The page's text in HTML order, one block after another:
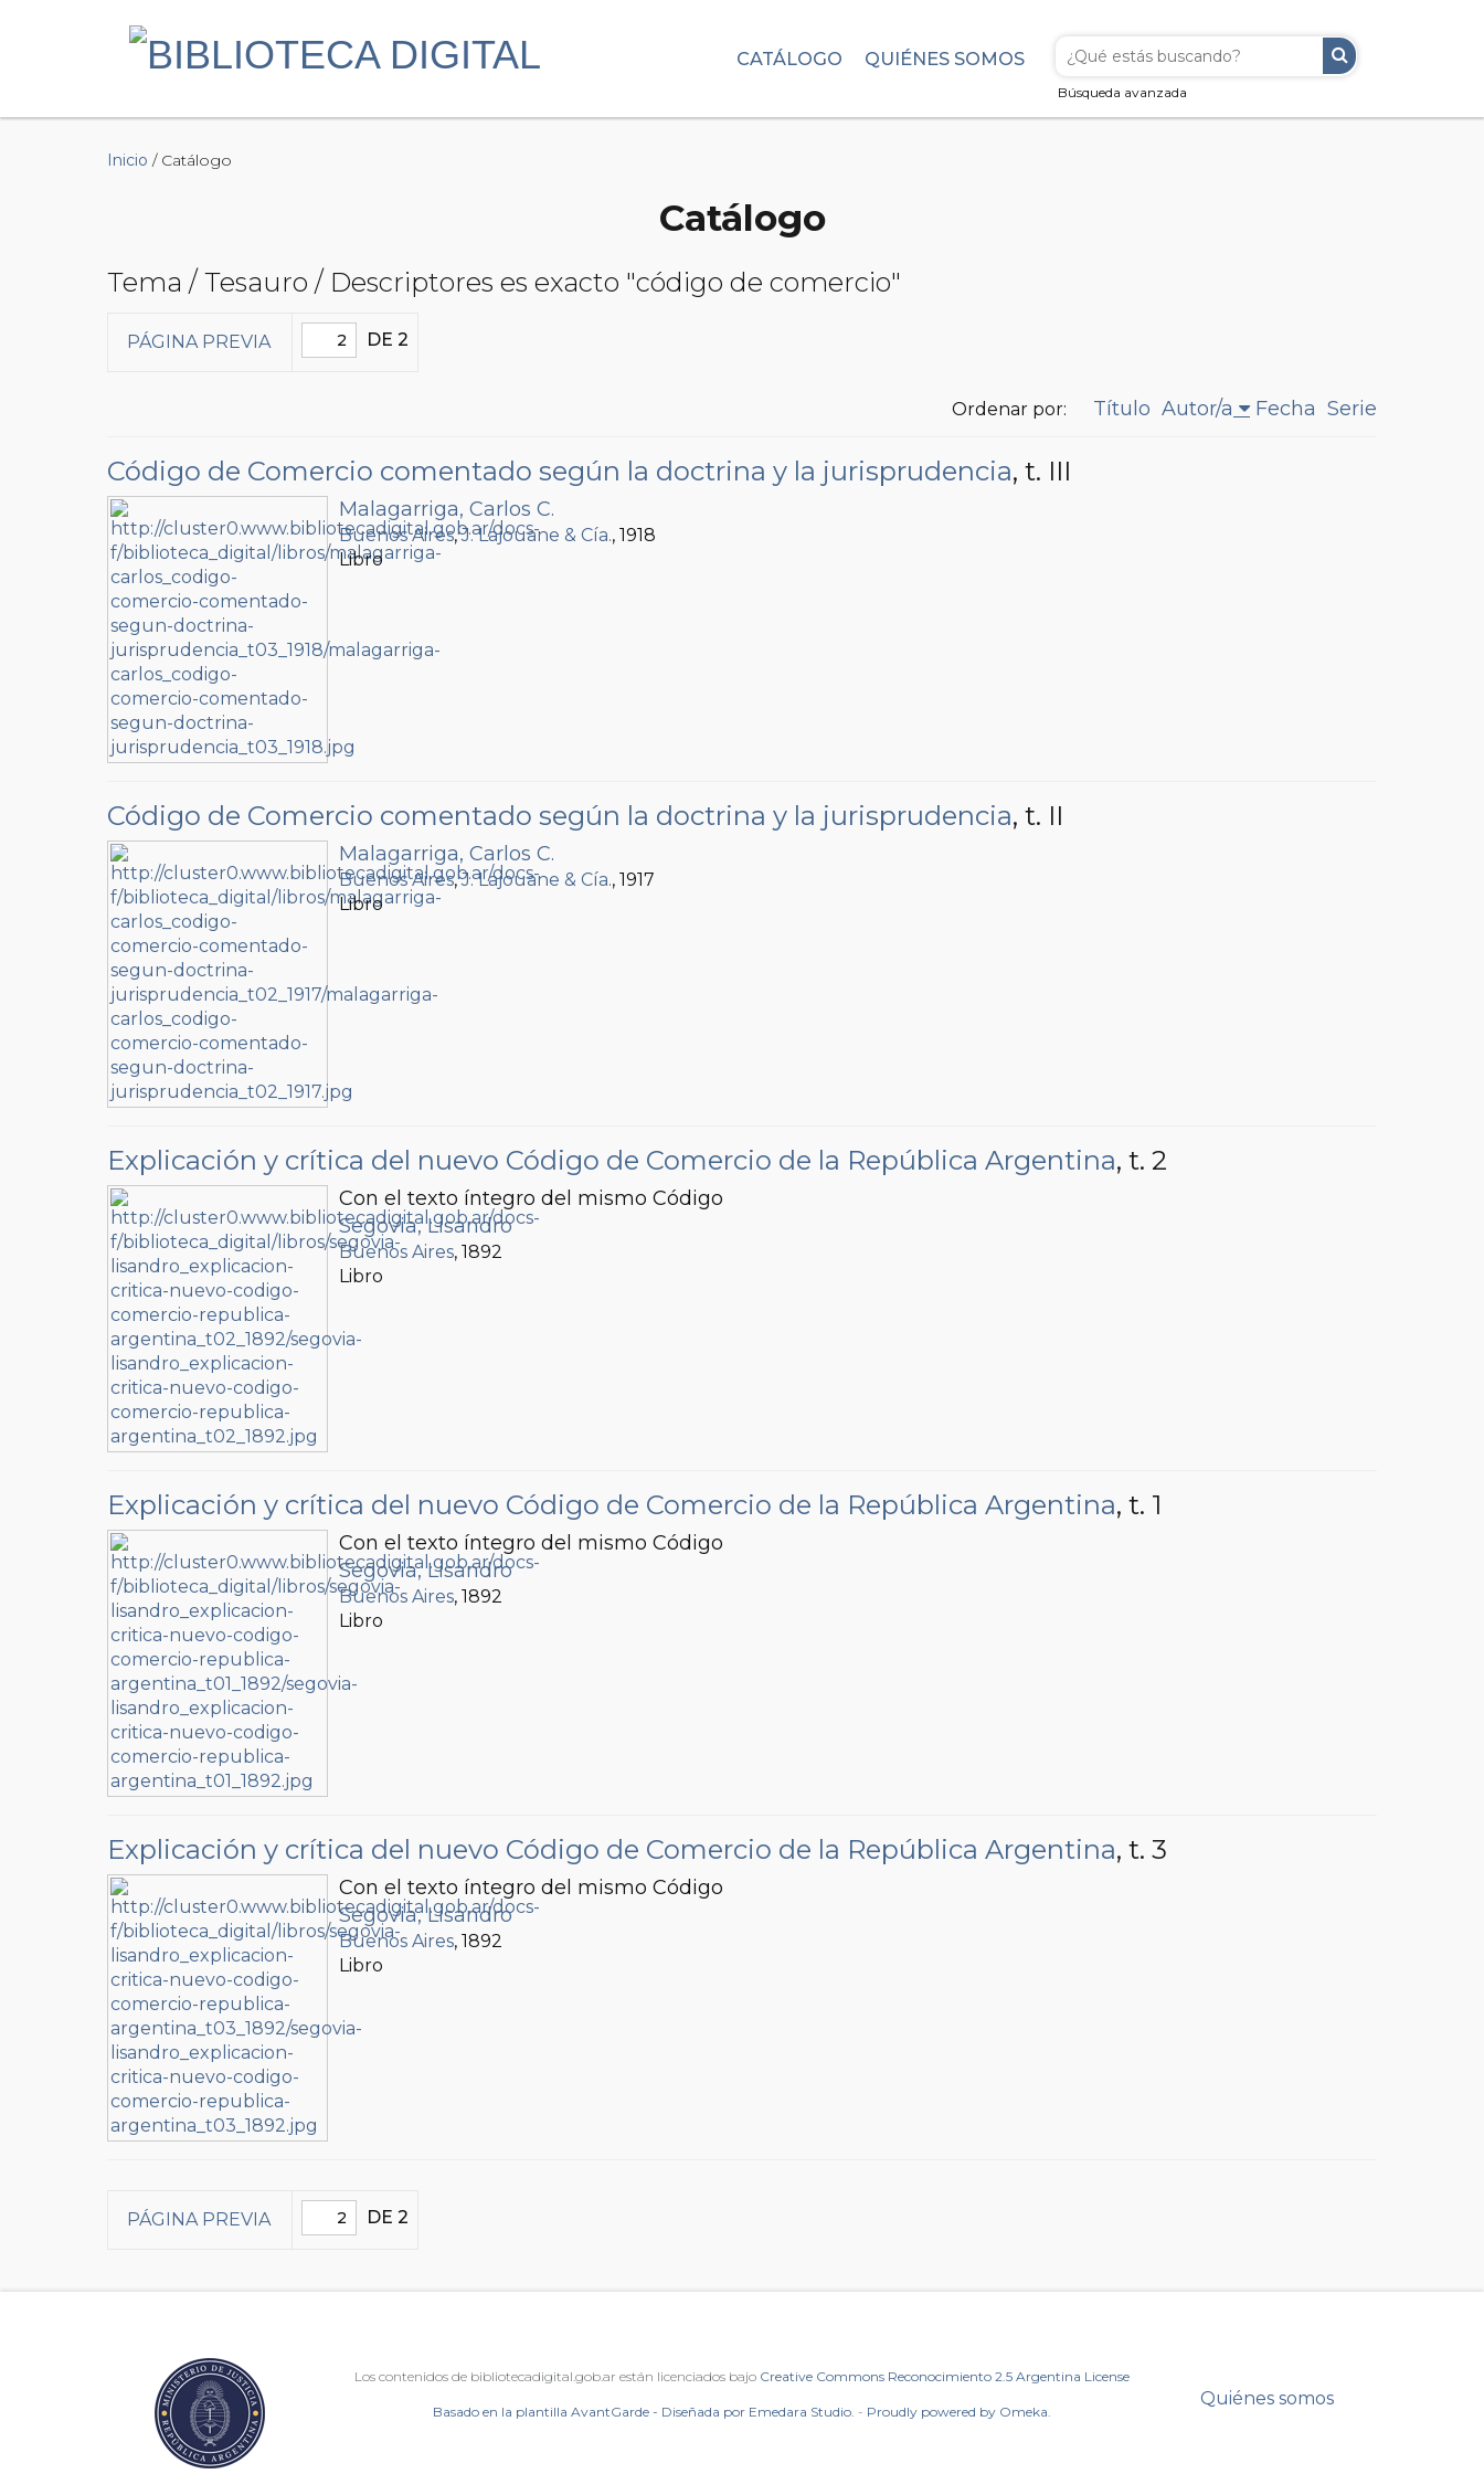
Búsqueda avanzada
CATÁLOGO QUIÉNES SOMOS
Inicio / Catálogo
Catálogo
Tema / Tesauro / Descriptores es exacto "código de comercio"
PÁGINA PREVIA DE 2
Ordenar por: Título Autor/a Fecha Serie
Código de Comercio comentado según la doctrina y la jurisprudencia, t. III
Malagarriga, Carlos C.
Buenos Aires,J. Lajouane & Cía., 1918
Libro
Código de Comercio comentado según la doctrina y la jurisprudencia, t. II
Malagarriga, Carlos C.
Buenos Aires,J. Lajouane & Cía., 1917
Libro
Explicación y crítica del nuevo Código de Comercio de la República Argentina, t. 2
Con el texto íntegro del mismo Código
Segovia, Lisandro
Buenos Aires, 1892
Libro
Explicación y crítica del nuevo Código de Comercio de la República Argentina, t. 1
Con el texto íntegro del mismo Código
Segovia, Lisandro
Buenos Aires, 1892
Libro
Explicación y crítica del nuevo Código de Comercio de la República Argentina, t. 3
Con el texto íntegro del mismo Código
Segovia, Lisandro
Buenos Aires, 1892
Libro
PÁGINA PREVIA DE 2
Los contenidos de bibliotecadigital.gob.ar están licenciados bajo Creative Commons Reconocimiento 2.5 Argentina License
Basado en la plantilla AvantGarde - Diseñada por Emedara Studio. - Proudly powered by Omeka.
Quiénes somos